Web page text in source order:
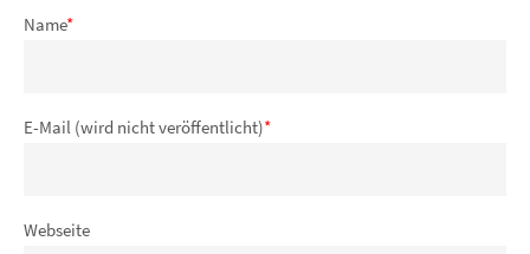
Name*
E-Mail (wird nicht veröffentlicht)*
Webseite